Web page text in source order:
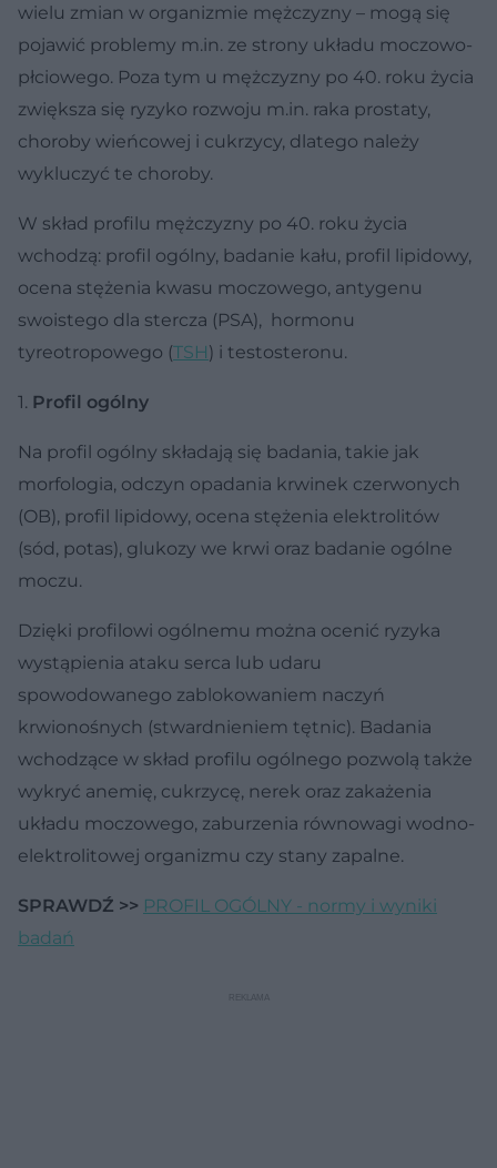
wielu zmian w organizmie mężczyzny – mogą się
pojawić problemy m.in. ze strony układu moczowo-
płciowego. Poza tym u mężczyzny po 40. roku życia
zwiększa się ryzyko rozwoju m.in. raka prostaty,
choroby wieńcowej i cukrzycy, dlatego należy
wykluczyć te choroby.
W skład profilu mężczyzny po 40. roku życia
wchodzą: profil ogólny, badanie kału, profil lipidowy,
ocena stężenia kwasu moczowego, antygenu
swoistego dla stercza (PSA), hormonu
tyreotropowego (TSH) i testosteronu.
1. Profil ogólny
Na profil ogólny składają się badania, takie jak
morfologia, odczyn opadania krwinek czerwonych
(OB), profil lipidowy, ocena stężenia elektrolitów
(sód, potas), glukozy we krwi oraz badanie ogólne
moczu.
Dzięki profilowi ogólnemu można ocenić ryzyka
wystąpienia ataku serca lub udaru
spowodowanego zablokowaniem naczyń
krwionośnych (stwardnieniem tętnic). Badania
wchodzące w skład profilu ogólnego pozwolą także
wykryć anemię, cukrzycę, nerek oraz zakażenia
układu moczowego, zaburzenia równowagi wodno-
elektrolitowej organizmu czy stany zapalne.
SPRAWDŹ >> PROFIL OGÓLNY - normy i wyniki
badań